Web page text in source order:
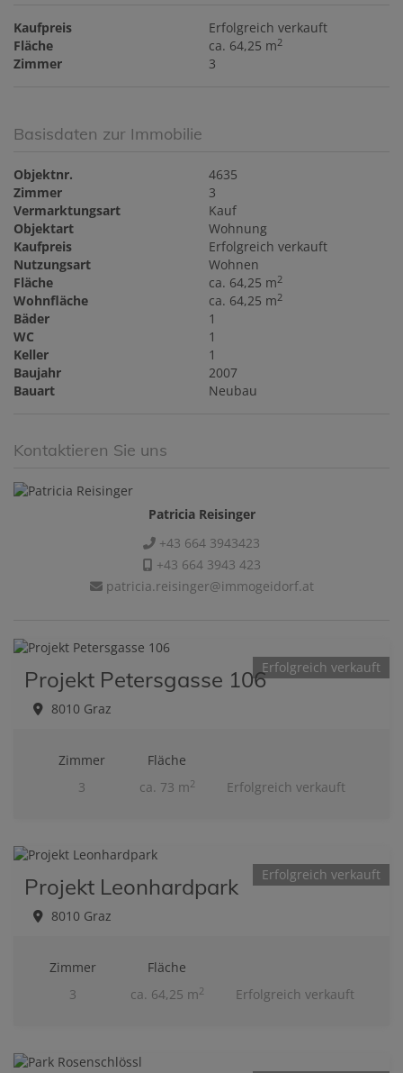
Kaufpreis
Erfolgreich verkauft
Fläche
ca. 64,25 m2
Zimmer 3
Basisdaten zur Immobilie
Objektnr.
4635
Zimmer
3
Vermarktungsart
Kauf
Objektart
Wohnung
Kaufpreis
Erfolgreich verkauft
Nutzungsart
Wohnen
Fläche
ca. 64,25 m2
Wohnfläche ca. 64,25 m2
Bäder
1
WC
1
Keller
1
Baujahr
2007
Bauart
Neubau
Kontaktieren Sie uns
Patricia Reisinger
+43 664 3943423
+43 664 3943 423
patricia.reisinger@immogeidorf.at
Erfolgreich verkauft
Projekt Petersgasse 106
8010 Graz
Zimmer
3
Fläche
ca. 73 m2 Erfolgreich verkauft
Erfolgreich verkauft
Projekt Leonhardpark
8010 Graz
Zimmer
3
Fläche
ca. 64,25 m2 Erfolgreich verkauft